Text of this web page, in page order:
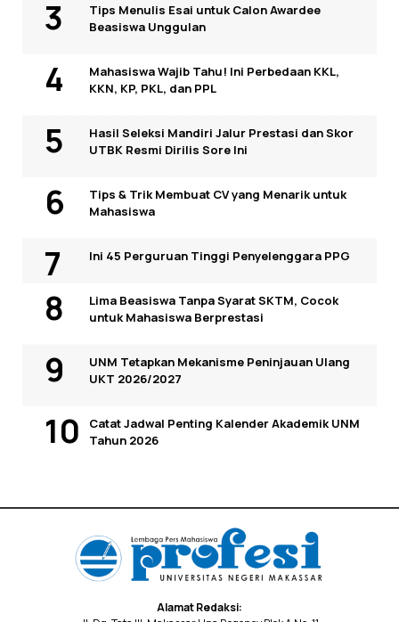
Tips Menulis Esai untuk Calon Awardee
Beasiswa Unggulan
Mahasiswa Wajib Tahu! Ini Perbedaan KKL,
KKN, KP, PKL, dan PPL
Hasil Seleksi Mandiri Jalur Prestasi dan Skor
UTBK Resmi Dirilis Sore Ini
Tips & Trik Membuat CV yang Menarik untuk
Mahasiswa
Ini 45 Perguruan Tinggi Penyelenggara PPG
Lima Beasiswa Tanpa Syarat SKTM, Cocok
untuk Mahasiswa Berprestasi
UNM Tetapkan Mekanisme Peninjauan Ulang
UKT 2026/2027
Catat Jadwal Penting Kalender Akademik UNM
Tahun 2026
Alamat Redaksi: